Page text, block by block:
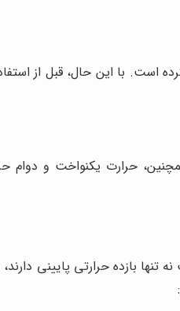
است. با این حال، قبل از
حرارت یکنواخت و دوام
بازده حرارتی پایینی